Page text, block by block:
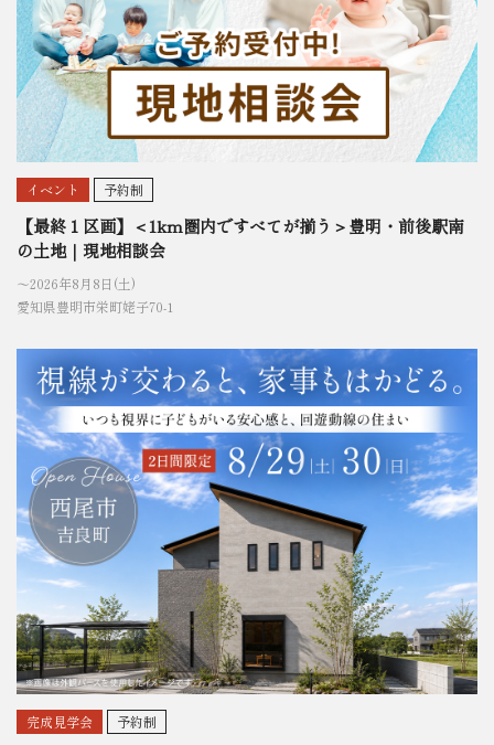
イベント 予約制
【最終１区画】＜1km圏内ですべてが揃う＞豊明・前後駅南
の土地｜現地相談会
〜2026年8月8日(土)
愛知県豊明市栄町姥子70-1
完成見学会 予約制